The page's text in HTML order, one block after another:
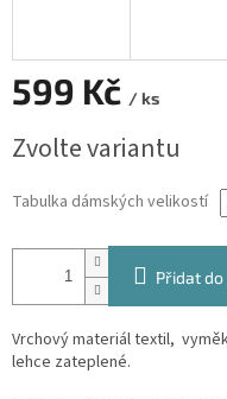
599 Kč / ks
cena:
Zvolte variantu
Tabulka dámských velikostí
Přidat do
Vrchový materiál textil,
lehce zateplené.